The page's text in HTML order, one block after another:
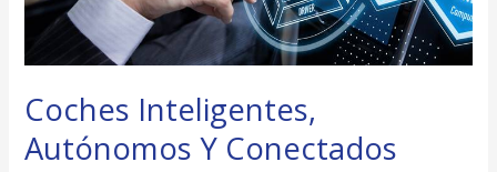
Coches Inteligentes,
Autónomos Y Conectados